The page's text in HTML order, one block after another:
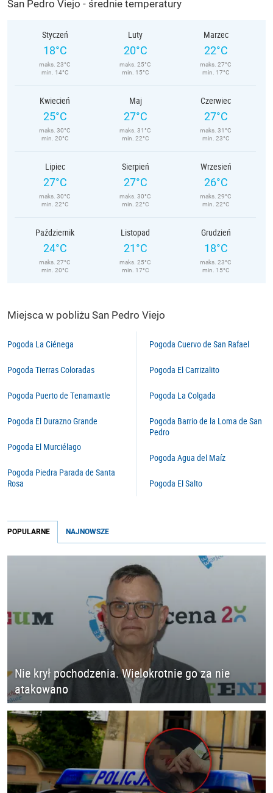
San Pedro Viejo - średnie temperatury
Styczeń
18°C
maks. 23°C
min. 14°C
Luty
20°C
maks. 25°C
min. 15°C
Marzec
22°C
maks. 27°C
min. 17°C
Kwiecień
25°C
maks. 30°C
min. 20°C
Maj
27°C
maks. 31°C
min. 22°C
Czerwiec
27°C
maks. 31°C
min. 23°C
Lipiec
27°C
maks. 30°C
min. 22°C
Sierpień
27°C
maks. 30°C
min. 22°C
Wrzesień
26°C
maks. 29°C
min. 22°C
Październik
24°C
maks. 27°C
min. 20°C
Listopad
21°C
maks. 25°C
min. 17°C
Grudzień
18°C
maks. 23°C
min. 15°C
Miejsca w pobliżu San Pedro Viejo
Pogoda La Ciénega
Pogoda Tierras Coloradas
Pogoda Puerto de Tenamaxtle
Pogoda El Durazno Grande
Pogoda El Murciélago
Pogoda Piedra Parada de Santa
Rosa
Pogoda Cuervo de San Rafael
Pogoda El Carrizalito
Pogoda La Colgada
Pogoda Barrio de la Loma de San
Pedro
Pogoda Agua del Maíz
Pogoda El Salto
POPULARNE NAJNOWSZE
Nie krył pochodzenia. Wielokrotnie go za nie
atakowano